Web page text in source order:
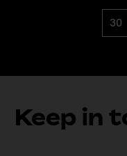
page
30
Keep in